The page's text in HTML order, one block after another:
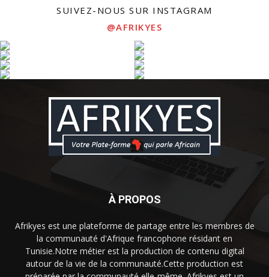
SUIVEZ-NOUS SUR INSTAGRAM
@AFRIKYES
À PROPOS
Afrikyes est une plateforme de partage entre les membres de
la communauté d'Afrique francophone résidant en
Tunisie.Notre métier est la production de contenu digital
autour de la vie de la communauté.Cette production est